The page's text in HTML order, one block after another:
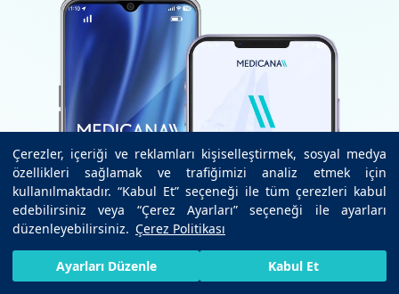
Çerezler, içeriği ve reklamları kişiselleştirmek, sosyal medya
özellikleri sağlamak ve trafiğimizi analiz etmek için
kullanılmaktadır. “Kabul Et” seçeneği ile tüm çerezleri kabul
edebilirsiniz veya “Çerez Ayarları” seçeneği ile ayarları
düzenleyebilirsiniz. Çerez Politikası
Ayarları Düzenle Kabul Et
HIZLI RANDEVU AL BIZE ULAŞIN